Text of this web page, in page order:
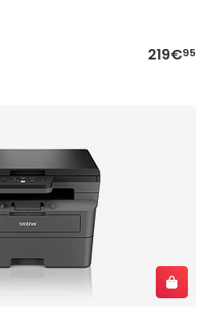
219€95